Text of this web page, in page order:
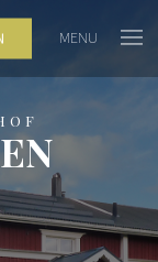
MENU